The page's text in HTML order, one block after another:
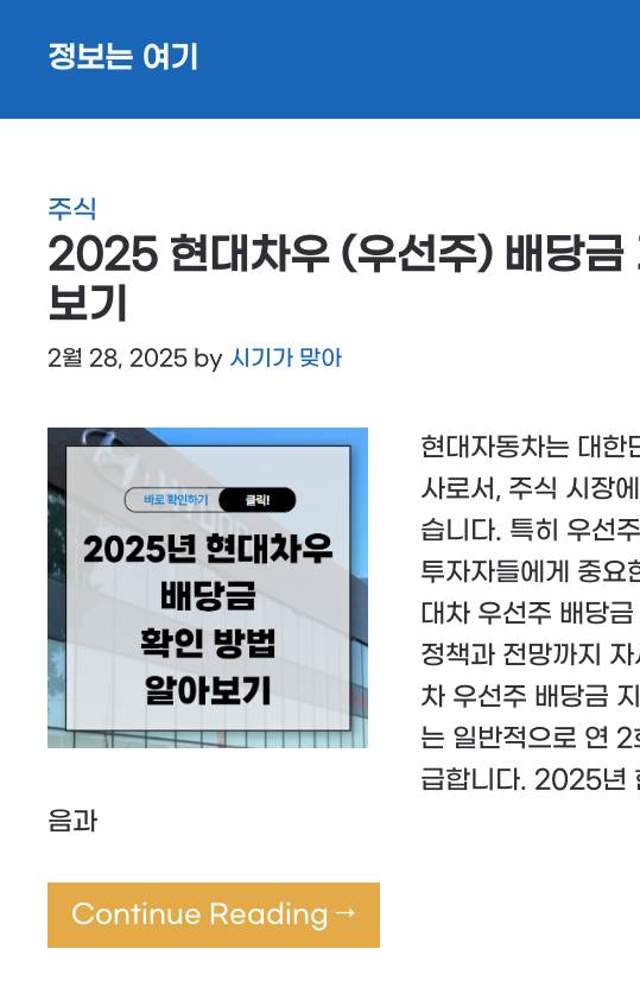
정보는 여기
주식
2025 현대차우 (우선주) 배당금
보기
2월 28, 2025 by 시기가 맞아
현대자동차는 대한
사로서, 주식 시장
습니다. 특히 우선
투자자들에게 중
대차 우선주 배당
정책과 전망까지
차 우선주 배당금
는 일반적으로 연
급합니다. 2025년
음과
Continue Reading →